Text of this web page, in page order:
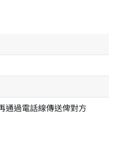
通過電話線傳送俾對方